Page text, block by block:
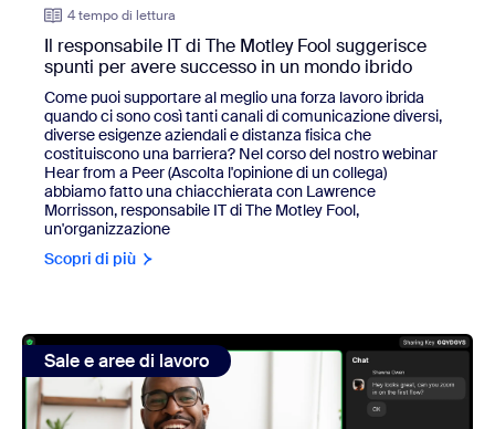
4 tempo di lettura
Il responsabile IT di The Motley Fool suggerisce
spunti per avere successo in un mondo ibrido
Come puoi supportare al meglio una forza lavoro ibrida
quando ci sono così tanti canali di comunicazione diversi,
diverse esigenze aziendali e distanza fisica che
costituiscono una barriera? Nel corso del nostro webinar
Hear from a Peer (Ascolta l'opinione di un collega)
abbiamo fatto una chiacchierata con Lawrence
Morrisson, responsabile IT di The Motley Fool,
un'organizzazione
Scopri di più
view: Migliora la tua esperienza di sala conferenze con i
Sale e aree di lavoro